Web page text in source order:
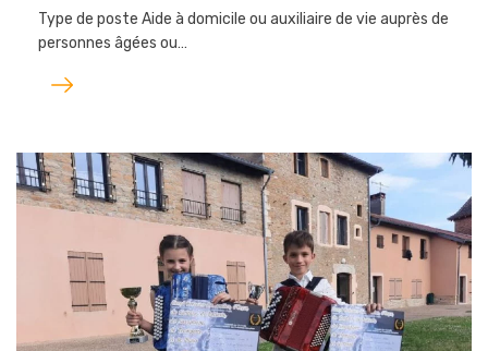
Type de poste Aide à domicile ou auxiliaire de vie auprès de
personnes âgées ou…
Lire
l'article